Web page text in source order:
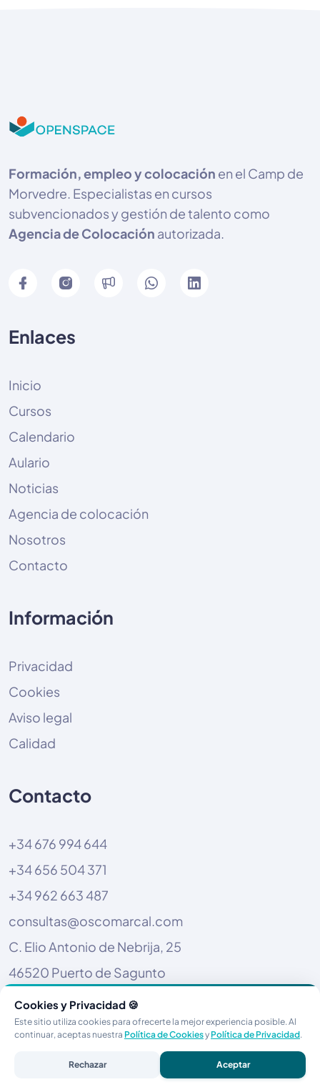
Formación, empleo y colocación en el Camp de
Morvedre. Especialistas en cursos
subvencionados y gestión de talento como
Agencia de Colocación autorizada.
Enlaces
Inicio
Cursos
Calendario
Aulario
Noticias
Agencia de colocación
Nosotros
Contacto
Información
Privacidad
Cookies
Aviso legal
Calidad
Contacto
+34 676 994 644
+34 656 504 371
+34 962 663 487
consultas@oscomarcal.com
C. Elio Antonio de Nebrija, 25
46520 Puerto de Sagunto
© 2026 Open Space Comarcal. Todos los derechos
reservados.
Cookies y Privacidad 🍪
Este sitio utiliza cookies para ofrecerte la mejor experiencia posible. Al
continuar, aceptas nuestra Política de Cookiesy Política de Privacidad.
Rechazar Aceptar